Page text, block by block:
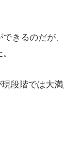
きるのだが
段階では大